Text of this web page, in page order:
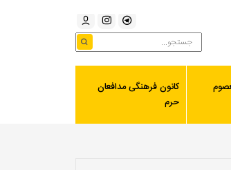
کانون فرهنگی مدافعان
حرم